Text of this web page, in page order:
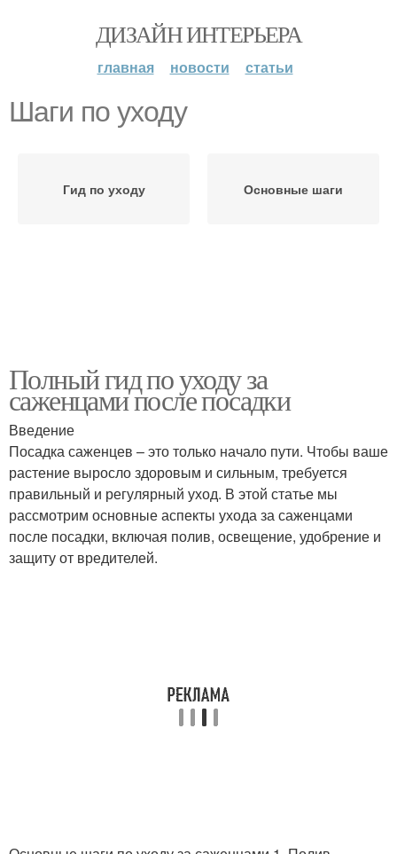
ДИЗАЙН ИНТЕРЬЕРА
главная новости статьи
Шаги по уходу
Гид по уходу Основные шаги
Полный гид по уходу за
саженцами после посадки
Введение
Посадка саженцев – это только начало пути. Чтобы ваше
растение выросло здоровым и сильным, требуется
правильный и регулярный уход. В этой статье мы
рассмотрим основные аспекты ухода за саженцами
после посадки, включая полив, освещение, удобрение и
защиту от вредителей.